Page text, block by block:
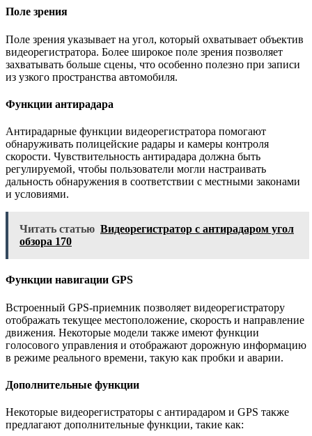
Поле зрения
Поле зрения указывает на угол, который охватывает объектив
видеорегистратора. Более широкое поле зрения позволяет
захватывать больше сцены, что особенно полезно при записи
из узкого пространства автомобиля.
Функции антирадара
Антирадарные функции видеорегистратора помогают
обнаруживать полицейские радары и камеры контроля
скорости. Чувствительность антирадара должна быть
регулируемой, чтобы пользователи могли настраивать
дальность обнаружения в соответствии с местными законами
и условиями.
Читать статью Видеорегистратор с антирадаром угол
обзора 170
Функции навигации GPS
Встроенный GPS-приемник позволяет видеорегистратору
отображать текущее местоположение, скорость и направление
движения. Некоторые модели также имеют функции
голосового управления и отображают дорожную информацию
в режиме реального времени, такую как пробки и аварии.
Дополнительные функции
Некоторые видеорегистраторы с антирадаром и GPS также
предлагают дополнительные функции, такие как: